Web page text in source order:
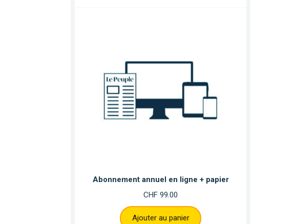
Abonnement annuel en ligne + papier
CHF 99.00
Ajouter au panier